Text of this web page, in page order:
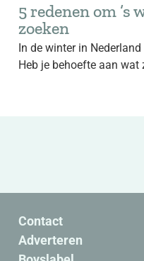
5 redenen om ’s
zoeken
In de winter in
Heb je behoefte aan wat
Contact
Adverteren